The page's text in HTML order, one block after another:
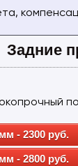
Задние
- 2300 руб.
- 2800 руб.